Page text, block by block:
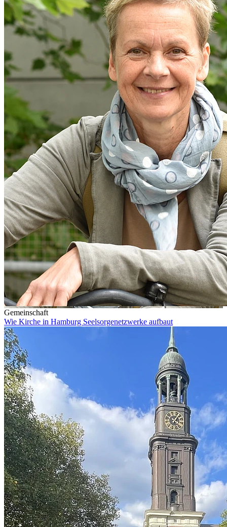
Gemeinschaft
Wie Kirche in Hamburg Seelsorgenetzwerke aufbaut